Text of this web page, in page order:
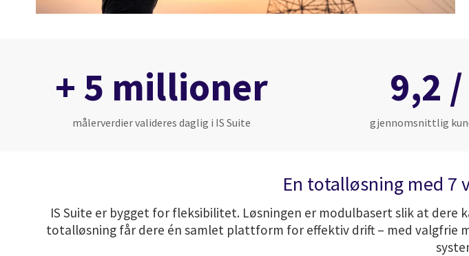
+ 5 millioner
målerverdier valideres daglig i IS Suite
9,2
gjennomsnittlig
En totalløsning med 7
IS Suite er bygget for fleksibilitet. Løsningen er modulbasert slik at
totalløsning får dere én samlet plattform for effektiv drift – med valgfrie